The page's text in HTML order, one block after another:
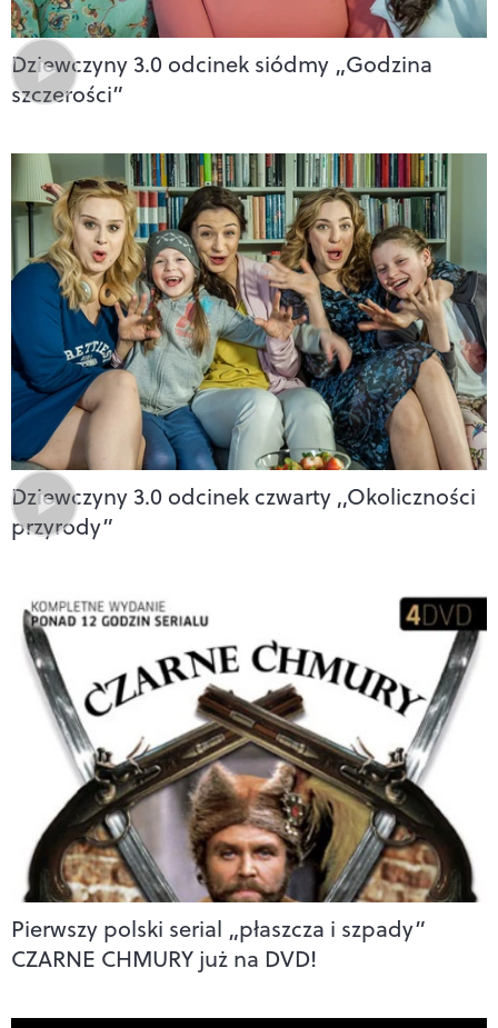
Dziewczyny 3.0 odcinek siódmy „Godzina
szczerości”
Dziewczyny 3.0 odcinek czwarty ,,Okoliczności
przyrody”
Pierwszy polski serial „płaszcza i szpady”
CZARNE CHMURY już na DVD!